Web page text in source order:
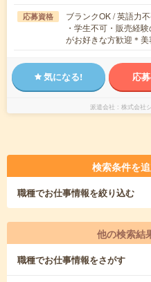
応募資格
ブランクOK / 英語力
・学生不可・販売経
がお好きな方歓迎＊
気になる! 応
派遣会社 株式会社
検索条件を
職種でお仕事情報を絞り込む
他の検索結
職種でお仕事情報をさがす